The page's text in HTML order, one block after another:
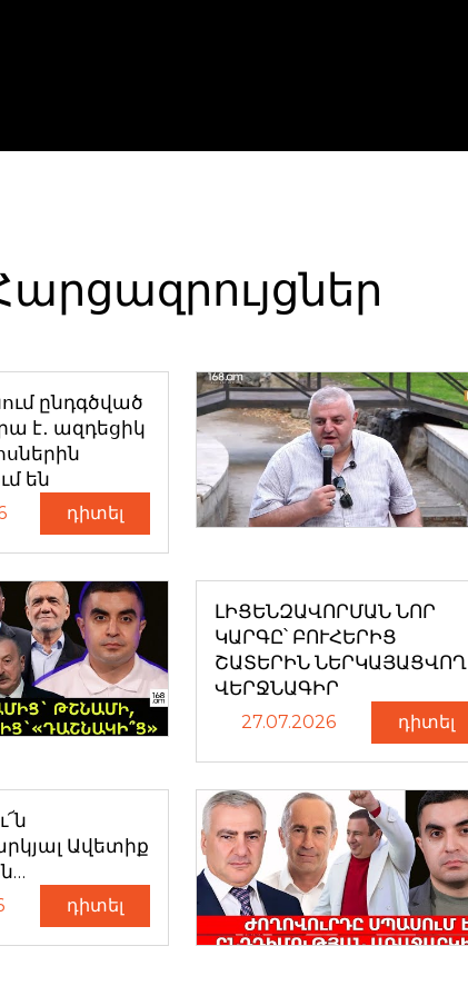
ընդգծված
է․ ազդեցիկ
են
դիտել
ԼԻՑԵՆԶԱՎՈՐՄԱՆ ՆՈՐ
ԿԱՐԳԸ՝ ԲՈՒՀԵՐԻՑ
ՇԱՏԵՐԻՆ ՆԵՐԿԱՅԱՑՎՈՂ
ՎԵՐՋՆԱԳԻՐ
27.07.2026 դիտել
Ավետիք
դիտել